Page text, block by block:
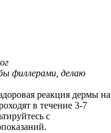
филлерами, делаю
реакция дермы на
в течение 3-7
с